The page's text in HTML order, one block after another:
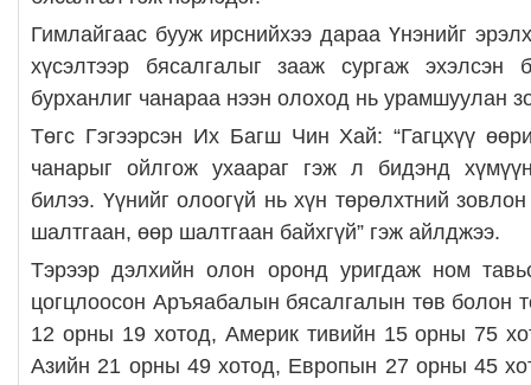
Гимлайгаас бууж ирснийхээ дараа Үнэнийг
хүсэлтээр бясалгалыг зааж сургаж эхэлсэн
бурханлиг чанараа нээн олоход нь урамшуулан
Төгс Гэгээрсэн Их Багш Чин Хай: “Гагцхүү
чанарыг ойлгож ухаараг гэж л бидэнд
билээ. Үүнийг олоогүй нь хүн төрөлхтний
шалтгаан, өөр шалтгаан байхгүй” гэж айлджээ.
Тэрээр дэлхийн олон оронд уригдаж ном
цогцлоосон Аръяабалын бясалгалын төв болон
12 орны 19 хотод, Америк тивийн 15 орны 75
Азийн 21 орны 49 хотод, Европын 27 орны 45